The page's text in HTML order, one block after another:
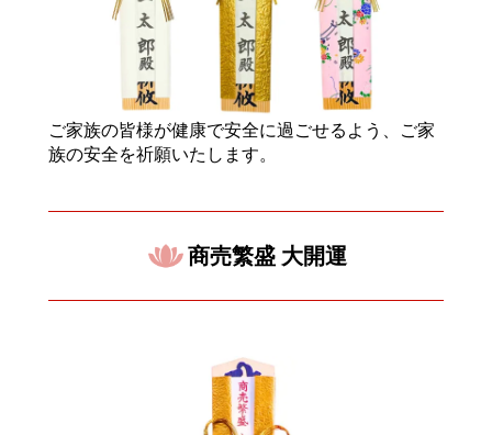
ご家族の皆様が健康で安全に過ごせるよう、ご家
族の安全を祈願いたします。
商売繁盛 大開運